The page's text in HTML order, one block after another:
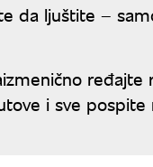
da ljuštite –
ređajte
i sve pospite